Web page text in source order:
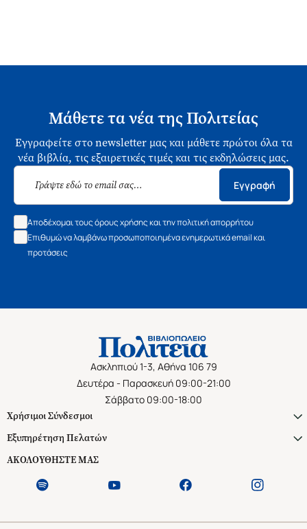
Μάθετε τα νέα της Πολιτείας
Εγγραφείτε στο newsletter μας και μάθετε πρώτοι όλα τα
νέα βιβλία, τις εξαιρετικές τιμές και τις εκδηλώσεις μας.
Εγγραφή
Αποδέχομαι τους όρους χρήσης και την πολιτική απορρήτου
Επιθυμώ να λαμβάνω προσωποποιημένα ενημερωτικά email και
προτάσεις
Ασκληπιού 1-3, Αθήνα 106 79
Δευτέρα - Παρασκευή 09:00-21:00
Σάββατο 09:00-18:00
Χρήσιμοι Σύνδεσμοι
Εξυπηρέτηση Πελατών
ΑΚΟΛΟΥΘΗΣΤΕ ΜΑΣ